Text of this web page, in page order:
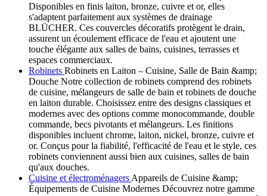
Disponibles en finis laiton, bronze, cuivre et or, elles
s'adaptent parfaitement aux systèmes de drainage
BLÜCHER. Ces couvercles décoratifs protègent le drain,
assurent un écoulement efficace de l'eau et ajoutent une
touche élégante aux salles de bains, cuisines, terrasses et
espaces commerciaux.
Robinets Robinets en Laiton – Cuisine, Salle de Bain &amp;
Douche Notre collection de robinets comprend des robinets
de cuisine, mélangeurs de salle de bain et robinets de douche
en laiton durable. Choisissez entre des designs classiques et
modernes avec des options comme monocommande, double
commande, becs pivotants et mélangeurs. Les finitions
disponibles incluent chrome, laiton, nickel, bronze, cuivre et
or. Conçus pour la fiabilité, l'efficacité de l'eau et le style, ces
robinets conviennent aussi bien aux cuisines, salles de bain
qu'aux douches.
Cuisine et électroménagers Appareils de Cuisine &amp;
Équipements de Cuisine Modernes Découvrez notre gamme